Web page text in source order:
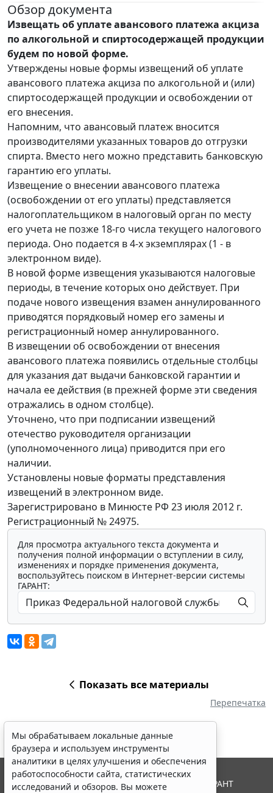
Обзор документа
Извещать об уплате авансового платежа акциза
по алкогольной и спиртосодержащей продукции
будем по новой форме.
Утверждены новые формы извещений об уплате
авансового платежа акциза по алкогольной и (или)
спиртосодержащей продукции и освобождении от
его внесения.
Напомним, что авансовый платеж вносится
производителями указанных товаров до отгрузки
спирта. Вместо него можно представить банковскую
гарантию его уплаты.
Извещение о внесении авансового платежа
(освобождении от его уплаты) представляется
налогоплательщиком в налоговый орган по месту
его учета не позже 18-го числа текущего налогового
периода. Оно подается в 4-х экземплярах (1 - в
электронном виде).
В новой форме извещения указываются налоговые
периоды, в течение которых оно действует. При
подаче нового извещения взамен аннулированного
приводятся порядковый номер его замены и
регистрационный номер аннулированного.
В извещении об освобождении от внесения
авансового платежа появились отдельные столбцы
для указания дат выдачи банковской гарантии и
начала ее действия (в прежней форме эти сведения
отражались в одном столбце).
Уточнено, что при подписании извещений
отечество руководителя организации
(уполномоченного лица) приводится при его
наличии.
Установлены новые форматы представления
извещений в электронном виде.
Зарегистрировано в Минюсте РФ 23 июля 2012 г.
Регистрационный № 24975.
Для просмотра актуального текста документа и
получения полной информации о вступлении в силу,
изменениях и порядке применения документа,
воспользуйтесь поиском в Интернет-версии системы
ГАРАНТ:
Показать все материалы
Перепечатка
Мы обрабатываем локальные данные
браузера и используем инструменты
аналитики в целях улучшения и обеспечения
работоспособности сайта, статистических
исследований и обзоров. Вы можете
© ООО "НПП "ГАРАНТ-СЕРВИС", 2026. Система ГАРАНТ